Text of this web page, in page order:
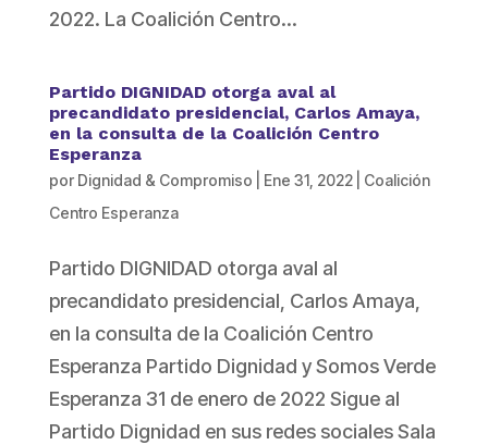
2022. La Coalición Centro...
Partido DIGNIDAD otorga aval al
precandidato presidencial, Carlos Amaya,
en la consulta de la Coalición Centro
Esperanza
por Dignidad & Compromiso Ene 31, 2022| Coalición
Centro Esperanza
Partido DIGNIDAD otorga aval al
precandidato presidencial, Carlos Amaya,
en la consulta de la Coalición Centro
Esperanza Partido Dignidad y Somos Verde
Esperanza 31 de enero de 2022 Sigue al
Partido Dignidad en sus redes sociales Sala